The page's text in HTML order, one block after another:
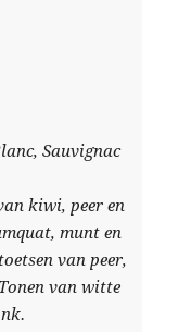
Sauvignac
kiwi, peer en
munt en
van peer,
van witte